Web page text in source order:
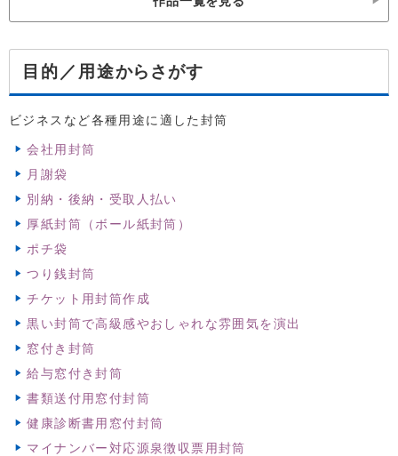
目的／用途からさがす
ビジネスなど各種用途に適した封筒
会社用封筒
月謝袋
別納・後納・受取人払い
厚紙封筒（ボール紙封筒）
ポチ袋
つり銭封筒
チケット用封筒作成
黒い封筒で高級感やおしゃれな雰囲気を演出
窓付き封筒
給与窓付き封筒
書類送付用窓付封筒
健康診断書用窓付封筒
マイナンバー対応源泉徴収票用封筒